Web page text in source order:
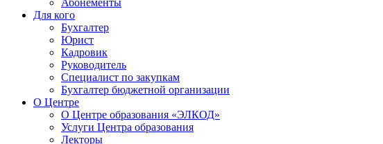
Абонементы
Для кого
Бухгалтер
Юрист
Кадровик
Руководитель
Специалист по закупкам
Бухгалтер бюджетной организации
О Центре
О Центре образования «ЭЛКОД»
Услуги Центра образования
Лекторы